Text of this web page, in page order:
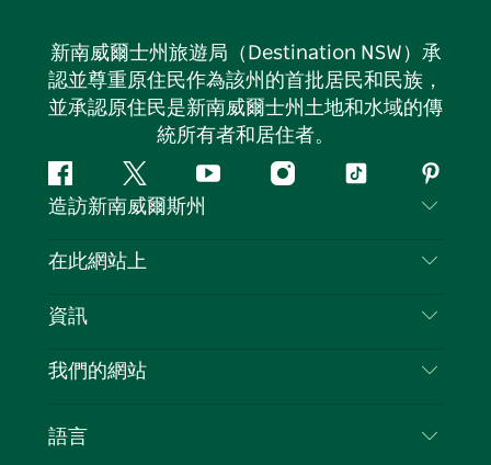
新南威爾士州旅遊局（Destination NSW）承
認並尊重原住民作為該州的首批居民和民族，
並承認原住民是新南威爾士州土地和水域的傳
統所有者和居住者。
Facebook嘰
嘰
喳
Youtube Instagram
抖
造訪新南威爾斯州
聯絡我們
隱私
Cookie 通知
在此網站上
目的地
新南威爾斯州公路旅行
活動
資訊
旅行資訊
新南威爾斯的商業
我們的網站
語言